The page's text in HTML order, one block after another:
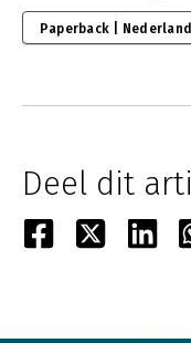
Paperback |
Deel dit